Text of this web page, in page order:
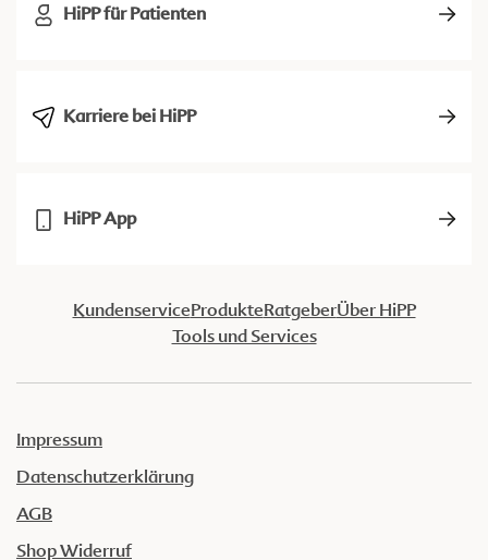
HiPP für Patienten
Karriere bei HiPP
HiPP App
KundenserviceProdukteRatgeberÜber HiPP
Tools und Services
Impressum
Datenschutzerklärung
AGB
Shop Widerruf